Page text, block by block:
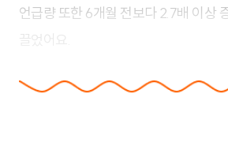
언급량 또한 6개월 전보다 2.7배 이상
끌었어요.